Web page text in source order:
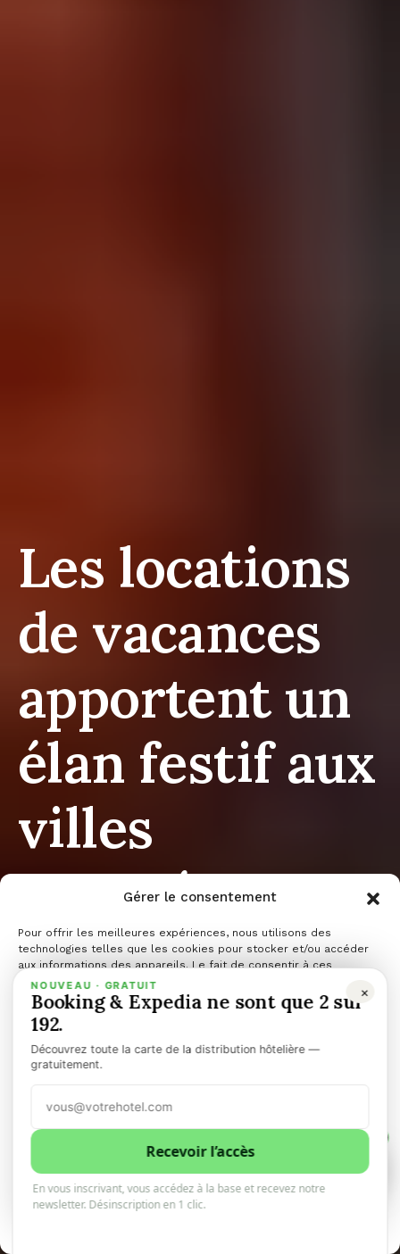
Gérer le consentement
Pour offrir les meilleures expériences, nous utilisons des
technologies telles que les cookies pour stocker et/ou accéder
aux informations des appareils. Le fait de consentir à ces
technologies nous permettra de traiter des données telles que le
comportement de navigation ou les ID uniques sur ce site. Le fait
de ne pas consentir ou de retirer son consentement peut avoir un
effet négatif sur certaines caractéristiques et fonctions.
Gérer les services
Accepter
Refuser
Voir les préférences
Les locations
de vacances
apportent un
élan festif aux
villes
européennes
populaires
pour leurs
marchés de
Noël
×
NOUVEAU · GRATUIT
Booking & Expedia ne sont que 2 sur
192.
Découvrez toute la carte de la distribution hôtelière —
gratuitement.
Recevoir l’accès
En vous inscrivant, vous accédez à la base et recevez notre
newsletter. Désinscription en 1 clic.